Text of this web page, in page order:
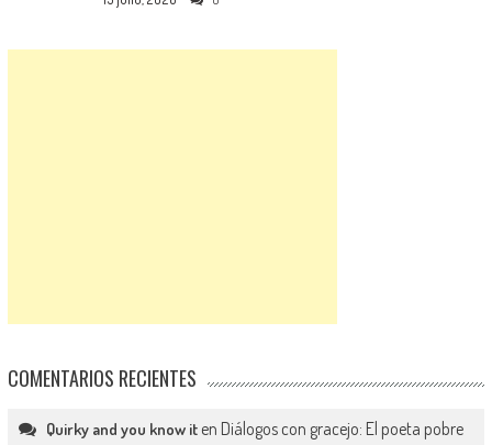
COMENTARIOS RECIENTES
Quirky and you know iten Diálogos con gracejo: El poeta pobre